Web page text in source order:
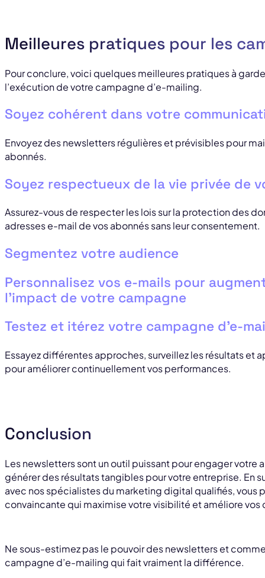
Meilleures pratiques pour les
Pour conclure, voici quelques meilleures pratiques à
l’exécution de votre campagne d’e-mailing.
Soyez cohérent dans votre
Envoyez des newsletters régulières et prévisibles pour
abonnés.
Soyez respectueux de la vie privée de
Assurez-vous de respecter les lois sur la protection des
adresses e-mail de vos abonnés sans leur consentement.
Segmentez votre audience
Personnalisez vos e-mails pour
l’impact de votre campagne
Testez et itérez votre campagne d’e-
Essayez différentes approches, surveillez les résultats et
pour améliorer continuellement vos performances.
Conclusion
Les newsletters sont un outil puissant pour engager votre
générer des résultats tangibles pour votre entreprise. En
avec nos spécialistes du marketing digital qualifiés, vous
convaincante qui maximise votre visibilité et améliore vos
Ne sous-estimez pas le pouvoir des newsletters et
campagne d’e-mailing qui fait vraiment la différence.